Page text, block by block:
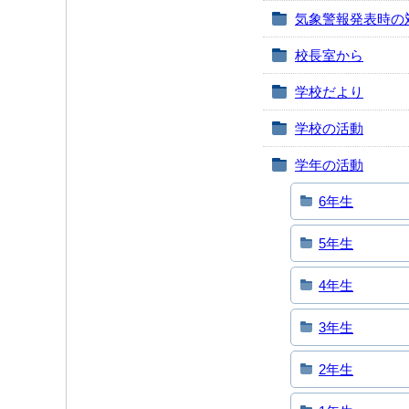
気象警報発表時の
校長室から
学校だより
学校の活動
学年の活動
6年生
5年生
4年生
3年生
2年生